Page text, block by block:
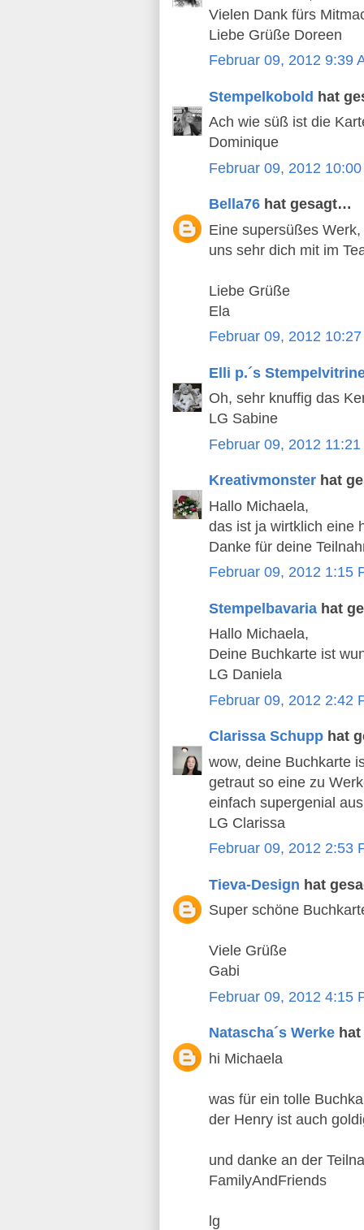
Vielen Dank fürs
Liebe Grüße Doreen
Februar 09, 2012 9:39
Stempelkobold hat
Ach wie süß ist die
Dominique
Februar 09, 2012
Bella76 hat gesagt…
Eine supersüßes
uns sehr dich mit im
Liebe Grüße
Ela
Februar 09, 2012
Elli p.´s
Oh, sehr knuffig das
LG Sabine
Februar 09, 2012 11:21
Kreativmonster hat
Hallo Michaela,
das ist ja wirtklich eine
Danke für deine
Februar 09, 2012 1:15
Stempelbavaria hat
Hallo Michaela,
Deine Buchkarte ist
LG Daniela
Februar 09, 2012 2:42
Clarissa Schupp hat
wow, deine Buchkarte
getraut so eine zu
einfach supergenial
LG Clarissa
Februar 09, 2012 2:53
Tieva-Design hat
Super schöne
Viele Grüße
Gabi
Februar 09, 2012 4:15
Natascha´s Werke
hi Michaela
was für ein tolle
der Henry ist auch
und danke an der
FamilyAndFriends
lg